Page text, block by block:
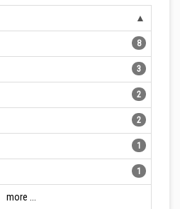
8
3
2
2
1
1
more ...